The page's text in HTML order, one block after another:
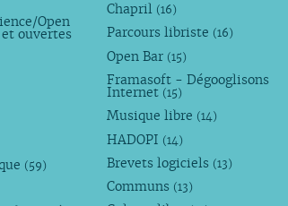
Open
ouvertes
(59)
Chapril (16)
Parcours libriste (16)
Open Bar (15)
Framasoft - Dégooglisons
Internet (15)
Musique libre (14)
HADOPI (14)
Brevets logiciels (13)
Communs (13)